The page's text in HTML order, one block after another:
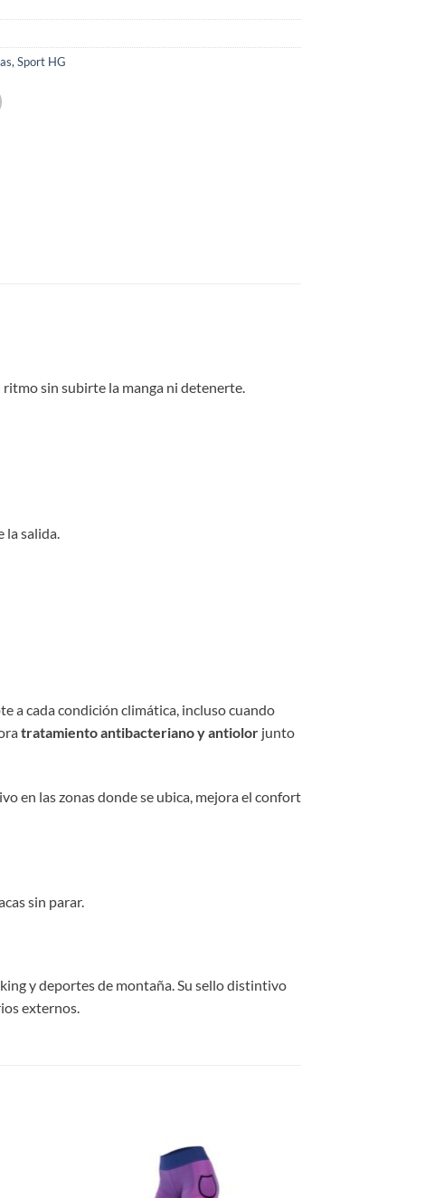
, Sport HG
sin subirte la manga ni detenerte.
salida.
a cada condición climática, incluso cuando
tratamiento antibacteriano y antiolor junto
en las zonas donde se ubica, mejora el confort
sin parar.
y deportes de montaña. Su sello distintivo
externos.